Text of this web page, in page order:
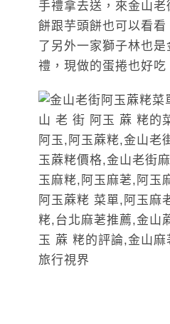
手禮拿去送，來金山
餅跟芋頭餅也可以看看
了另外一家獅子林也
禮，現做的蛋捲也好吃